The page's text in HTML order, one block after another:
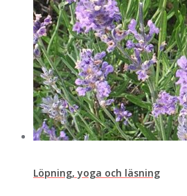
Löpning, yoga och läsning